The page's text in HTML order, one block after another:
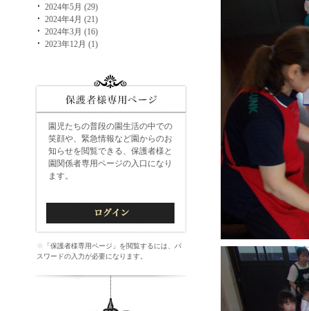
2024年5月 (29)
2024年4月 (21)
2024年3月 (16)
2023年12月 (1)
園児たちの普段の園生活の中での
笑顔や、緊急情報など園からのお
知らせを閲覧できる、保護者様と
園関係者専用ページの入口になり
ます。
※ 「保護者様専用ページ」を閲覧するには、パ
スワードの入力が必要になります。